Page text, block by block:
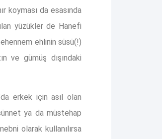
koyması da esasında
yüzükler de Hanefi
ve gümüş dışındaki
erkek için asıl olan
ya da müstehap
olarak kullanılırsa